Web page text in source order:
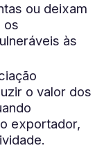
ou deixam
os
às
o valor dos
exportador,